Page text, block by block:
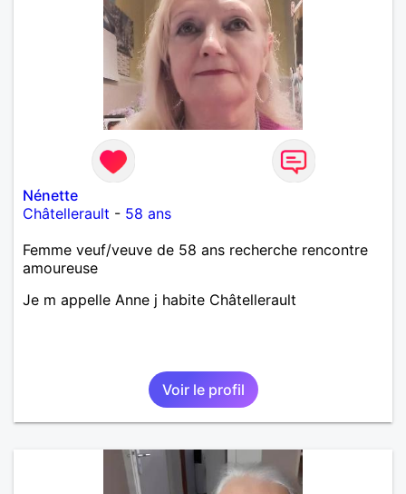
Nénette
Châtellerault - 58 ans
Femme veuf/veuve de 58 ans recherche rencontre
amoureuse
Je m appelle Anne j habite Châtellerault
Voir le profil